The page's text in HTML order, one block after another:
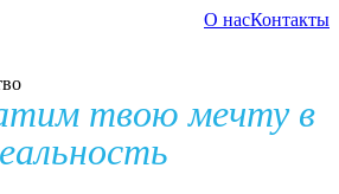
О насКонтакты
твою мечту в